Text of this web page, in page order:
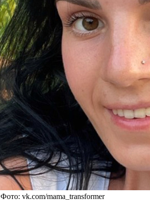
Фото: vk.com/mama_transformer